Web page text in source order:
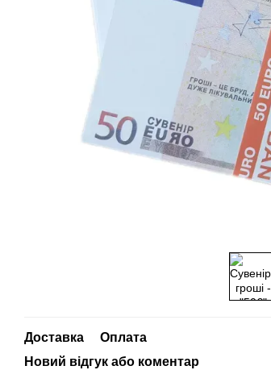
Доставка
Оплата
Новий відгук або коментар